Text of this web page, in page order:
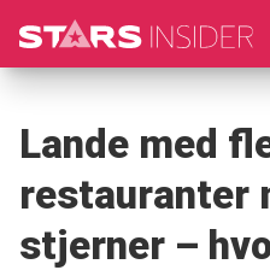
Lande med
restauranter
stjerner –